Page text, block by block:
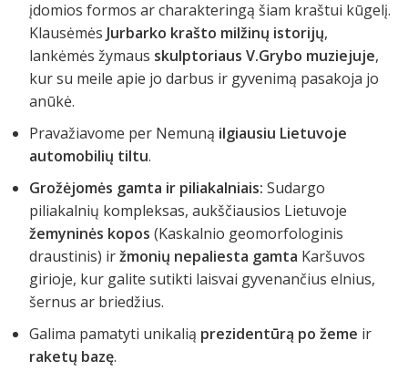
įdomios formos ar charakteringą šiam kraštui kūgelį.
Klausėmės Jurbarko krašto milžinų istorijų,
lankėmės žymaus skulptoriaus V.Grybo muziejuje,
kur su meile apie jo darbus ir gyvenimą pasakoja jo
anūkė.
Pravažiavome per Nemuną ilgiausiu Lietuvoje
automobilių tiltu.
Grožėjomės gamta ir piliakalniais: Sudargo
piliakalnių kompleksas, aukščiausios Lietuvoje
žemyninės kopos (Kaskalnio geomorfologinis
draustinis) iržmonių nepaliesta gamta Karšuvos
girioje, kur galite sutikti laisvai gyvenančius elnius,
šernus ar briedžius.
Galima pamatyti unikalią prezidentūrą po žeme ir
raketų bazę.